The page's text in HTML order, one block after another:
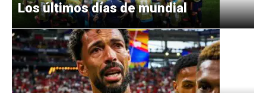
Los últimos días de mundial